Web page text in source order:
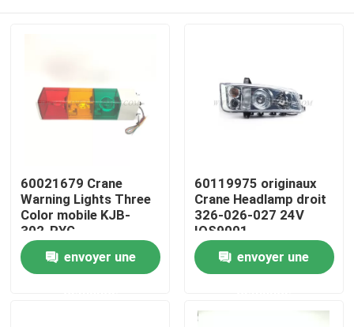
Aperçu
60021679 Crane
Warning Lights Three
Color mobile KJB-
302-RYG
envoyer une
60119975 originaux
Crane Headlamp droit
326-026-027 24V
IOS9001
envoyer une